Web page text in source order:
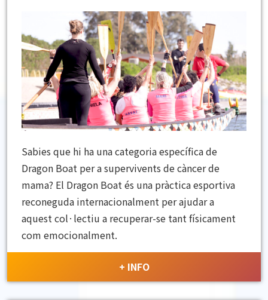
Sabies que hi ha una categoria específica de
Dragon Boat per a supervivents de càncer de
mama? El Dragon Boat és una pràctica esportiva
reconeguda internacionalment per ajudar a
aquest col·lectiu a recuperar-se tant físicament
com emocionalment.
+ INFO